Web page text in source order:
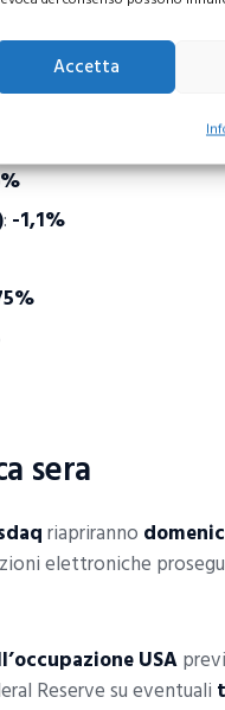
Accetta
: -1,1%
sera
riapriranno
elettroniche
USA
Reserve su eventuali